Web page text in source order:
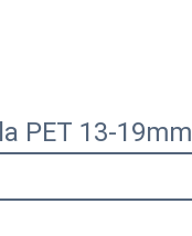
PET 13-19mm